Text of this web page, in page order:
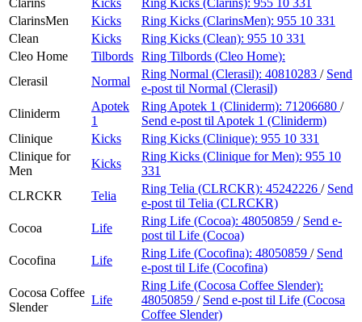
ClarinsMen
Kicks Ring Kicks (ClarinsMen): 955 10 331
Clean
Kicks Ring Kicks (Clean): 955 10 331
Cleo Home
Tilbords Ring Tilbords (Cleo Home):
Clerasil
Normal
Ring Normal (Clerasil): 40810283 / Send
e-post til Normal (Clerasil)
Cliniderm
Apotek
1
Ring Apotek 1 (Cliniderm): 71206680 /
Send e-post til Apotek 1 (Cliniderm)
Clinique
Kicks Ring Kicks (Clinique): 955 10 331
Clinique for
Men
Kicks
Ring Kicks (Clinique for Men): 955 10
331
CLRCKR
Telia
Ring Telia (CLRCKR): 45242226 / Send
e-post til Telia (CLRCKR)
Cocoa
Life
Ring Life (Cocoa): 48050859 / Send e-
post til Life (Cocoa)
Cocofina
Life
Ring Life (Cocofina): 48050859 / Send
e-post til Life (Cocofina)
Cocosa Coffee
Slender
Life
Ring Life (Cocosa Coffee Slender):
48050859 / Send e-post til Life (Cocosa
Coffee Slender)